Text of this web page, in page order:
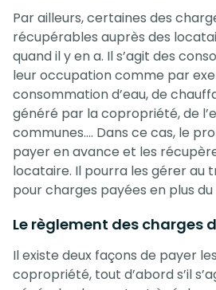
Par ailleurs, certaines des
récupérables auprès des
quand il y en a. Il s’agit des
leur occupation comme par
consommation d’eau, de
généré par la copropriété, de
communes…. Dans ce cas, le
payer en avance et les
locataire. Il pourra les gérer au
pour charges payées en plus
Le règlement des charges
Il existe deux façons de payer
copropriété, tout d’abord s’il